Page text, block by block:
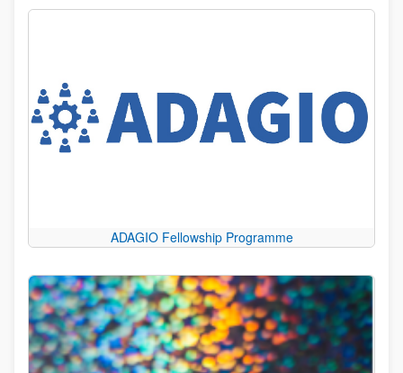
ADAGIO Fellowship Programme